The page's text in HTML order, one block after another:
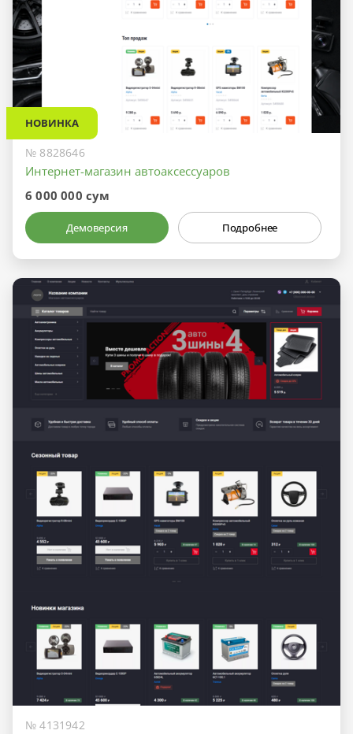
НОВИНКА
№ 8828646
Интернет-магазин автоаксессуаров
6 000 000 сум
Демоверсия Подробнее
№ 4131942